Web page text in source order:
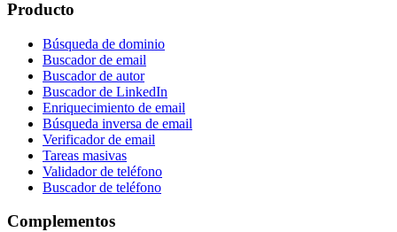
Producto
Búsqueda de dominio
Buscador de email
Buscador de autor
Buscador de LinkedIn
Enriquecimiento de email
Búsqueda inversa de email
Verificador de email
Tareas masivas
Validador de teléfono
Buscador de teléfono
Complementos